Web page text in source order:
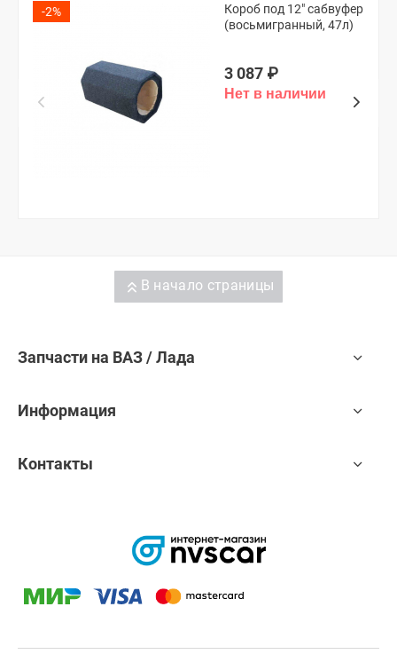
-2%
Короб под 12" сабвуфер
(восьмигранный, 47л)
3 087 ₽
В начало страницы
Запчасти на ВАЗ / Лада
Информация
Контакты